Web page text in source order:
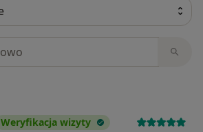
Weryfikacja wizyty